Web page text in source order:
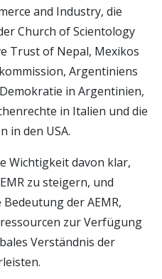
and Industry, die
Church of Scientology
Trust of Nepal, Mexikos
Argentiniens
in Argentinien,
in Italien und die
in den USA.
Wichtigkeit davon klar,
zu steigern, und
der AEMR,
zur Verfügung
Verständnis der